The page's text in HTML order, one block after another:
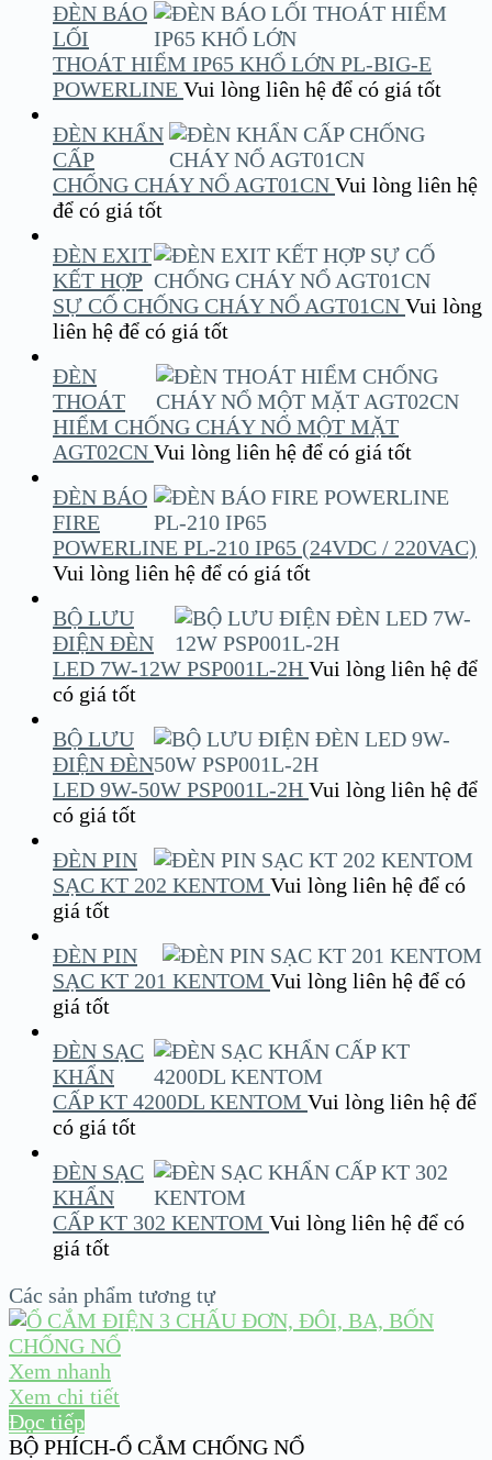
ĐÈN BÁO
LỐI
THOÁT HIỂM IP65 KHỔ LỚN PL-BIG-E
POWERLINE Vui lòng liên hệ để có giá tốt
ĐÈN KHẨN
CẤP
CHỐNG CHÁY NỔ AGT01CN Vui lòng liên hệ
để có giá tốt
ĐÈN EXIT
KẾT HỢP
SỰ CỐ CHỐNG CHÁY NỔ AGT01CN Vui lòng
liên hệ để có giá tốt
ĐÈN
THOÁT
HIỂM CHỐNG CHÁY NỔ MỘT MẶT
AGT02CN Vui lòng liên hệ để có giá tốt
ĐÈN BÁO
FIRE
POWERLINE PL-210 IP65 (24VDC / 220VAC)
Vui lòng liên hệ để có giá tốt
BỘ LƯU
ĐIỆN ĐÈN
LED 7W-12W PSP001L-2H Vui lòng liên hệ để
có giá tốt
BỘ LƯU
ĐIỆN ĐÈN
LED 9W-50W PSP001L-2H Vui lòng liên hệ để
có giá tốt
ĐÈN PIN
SẠC KT 202 KENTOM Vui lòng liên hệ để có
giá tốt
ĐÈN PIN
SẠC KT 201 KENTOM Vui lòng liên hệ để có
giá tốt
ĐÈN SẠC
KHẨN
CẤP KT 4200DL KENTOM Vui lòng liên hệ để
có giá tốt
ĐÈN SẠC
KHẨN
CẤP KT 302 KENTOM Vui lòng liên hệ để có
giá tốt
Các sản phẩm tương tự
Xem nhanh
Xem chi tiết
Đọc tiếp
BỘ PHÍCH-Ổ CẮM CHỐNG NỔ